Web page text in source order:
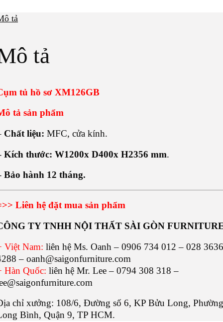
tả
tả
tủ hồ sơ XM126GB
tả sản phẩm
Chất liệu: MFC, cửa kính.
Kích thước: W1200x D400x H2356 mm.
Bảo hành 12 tháng.
Liên hệ đặt mua sản phẩm
TY TNHH NỘI THẤT SÀI GÒN
Việt Nam: liên hệ Ms. Oanh – 0906 734 012 – 028 3636
– oanh@saigonfurniture.com
Hàn Quốc: liên hệ Mr. Lee – 0794 308 318 –
chỉ xưởng: 108/6, Đường số 6, KP Bửu Long, Phường
Bình, Quận 9, TP HCM.